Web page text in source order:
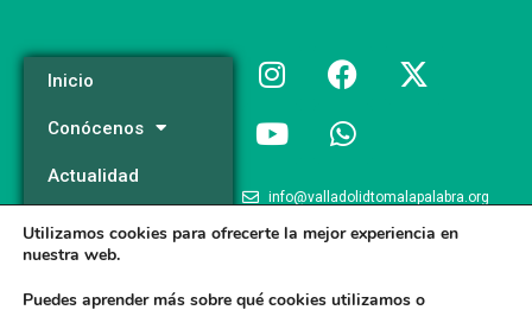
Inicio
Conócenos
Actualidad
Programa
info@valladolidtomalapalabra.org
+34 983 426 124
Utilizamos cookies para ofrecerte la mejor experiencia en
nuestra web.
Puedes aprender más sobre qué cookies utilizamos o